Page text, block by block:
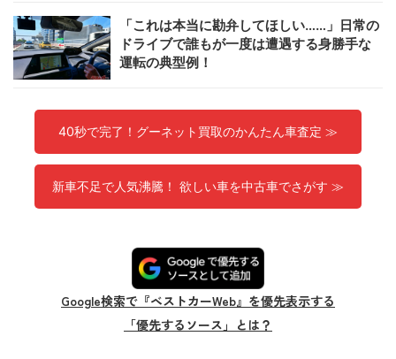
「これは本当に勘弁してほしい……」日常の
ドライブで誰もが一度は遭遇する身勝手な
運転の典型例！
40秒で完了！グーネット買取のかんたん車査定 ≫
新車不足で人気沸騰！ 欲しい車を中古車でさがす ≫
Google検索で『ベストカーWeb』を優先表示する
「優先するソース」とは？